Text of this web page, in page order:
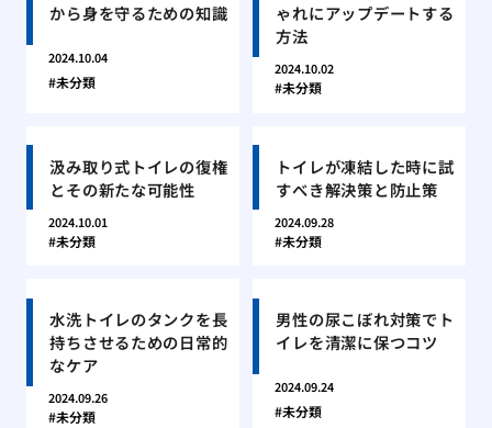
から身を守るための知識
2024.10.04
未分類
ゃれにアップデートする
方法
2024.10.02
未分類
汲み取り式トイレの復権
とその新たな可能性
2024.10.01
未分類
トイレが凍結した時に試
すべき解決策と防止策
2024.09.28
未分類
水洗トイレのタンクを長
持ちさせるための日常的
なケア
2024.09.26
未分類
男性の尿こぼれ対策でト
イレを清潔に保つコツ
2024.09.24
未分類